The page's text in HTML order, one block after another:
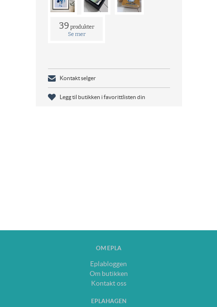
39 produkter
Se mer
Kontakt selger
Legg til butikken i favorittlisten din
OM EPLA
Eplabloggen
Om butikken
Kontakt oss
EPLAHAGEN